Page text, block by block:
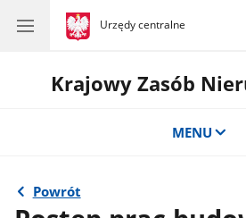
gov.pl
Urzędy centralne
gov.pl
Urzędy
Krajowy Zasób
MENU
Powrót